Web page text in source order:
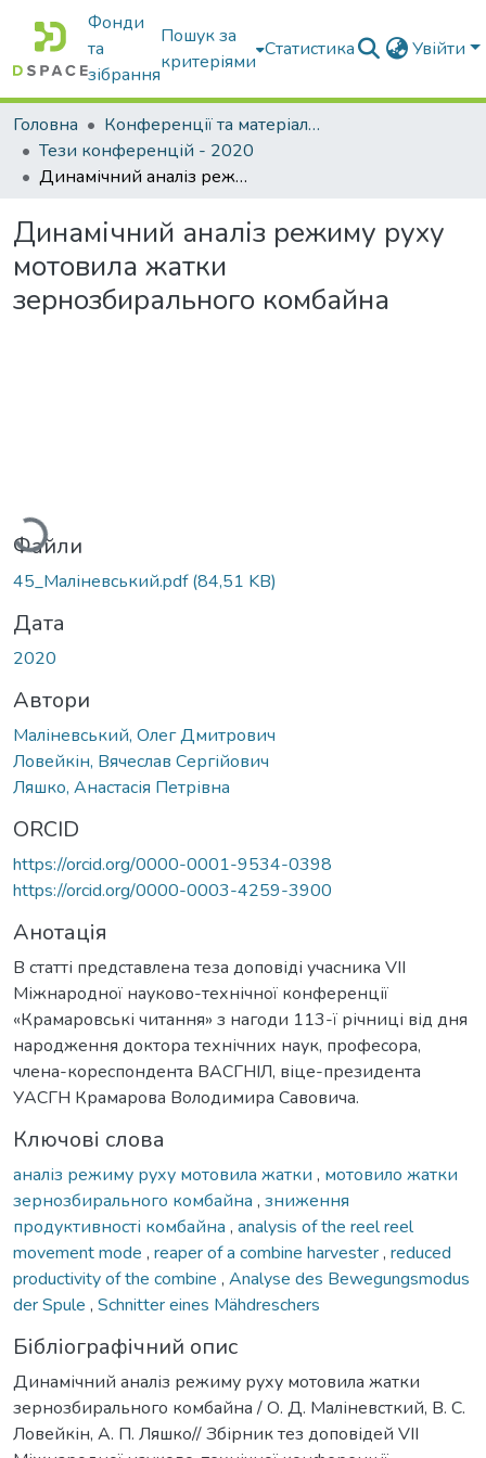
Фонди
та
зібрання
Пошук за
критеріями
Статистика Увійти
Головна
Конференції та матеріали конференцій
Тези конференцій - 2020
Динамічний аналіз режиму руху мотовила жатки зернозбирального комбайна
Динамічний аналіз режиму руху
мотовила жатки
зернозбирального комбайна
Файли
45_Маліневський.pdf(84,51 KB)
Дата
2020
Автори
Маліневський, Олег Дмитрович
Ловейкін, Вячеслав Сергійович
Ляшко, Анастасія Петрівна
ORCID
https://orcid.org/0000-0001-9534-0398
https://orcid.org/0000-0003-4259-3900
Анотація
В статті представлена теза доповіді учасника VIІ
Міжнародної науково-технічної конференції
«Крамаровські читання» з нагоди 113-ї річниці від дня
народження доктора технічних наук, професора,
члена-кореспондента ВАСГНІЛ, віце-президента
УАСГН Крамарова Володимира Савовича.
Ключові слова
аналіз режиму руху мотовила жатки , мотовило жатки
зернозбирального комбайна , зниження
продуктивності комбайна , analysis of the reel reel
movement mode , reaper of a combine harvester, reduced
productivity of the combine , Analyse des Bewegungsmodus
der Spule , Schnitter eines Mähdreschers
Бібліографічний опис
Динамічний аналіз режиму руху мотовила жатки
зернозбирального комбайна / О. Д. Маліневсткий, В. С.
Ловейкін, А. П. Ляшко// Збірник тез доповідей VIІ